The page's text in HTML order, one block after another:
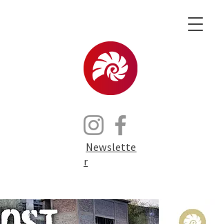
Newslette
r